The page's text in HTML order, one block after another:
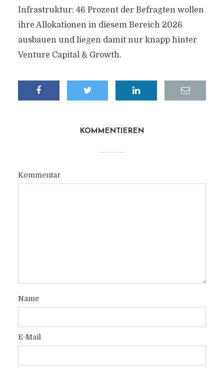
Infrastruktur: 46 Prozent der Befragten wollen
ihre Allokationen in diesem Bereich 2026
ausbauen und liegen damit nur knapp hinter
Venture Capital & Growth.
KOMMENTIEREN
Kommentar
Name
E-Mail